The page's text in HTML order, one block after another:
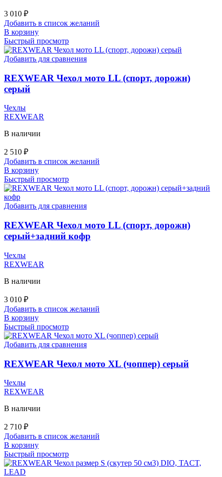
3 010 ₽
Добавить в список желаний
В корзину
Быстрый просмотр
Добавить для сравнения
REXWEAR Чехол мото LL (спорт, дорожн)
серый
Чехлы
REXWEAR
В наличии
2 510 ₽
Добавить в список желаний
В корзину
Быстрый просмотр
Добавить для сравнения
REXWEAR Чехол мото LL (спорт, дорожн)
серый+задний кофр
Чехлы
REXWEAR
В наличии
3 010 ₽
Добавить в список желаний
В корзину
Быстрый просмотр
Добавить для сравнения
REXWEAR Чехол мото XL (чоппер) серый
Чехлы
REXWEAR
В наличии
2 710 ₽
Добавить в список желаний
В корзину
Быстрый просмотр